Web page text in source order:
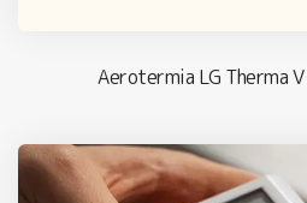
Aerotermia LG Therma